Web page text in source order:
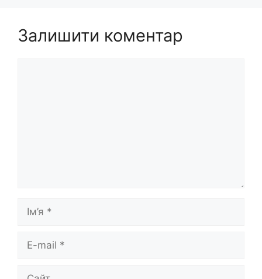
Залишити коментар
Ім’я
Сайт